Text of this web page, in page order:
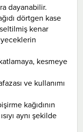
dayanabilir.
dörtgen kase
kenar
kesmeye
ve kullanımı
kağıdının
aynı şekilde